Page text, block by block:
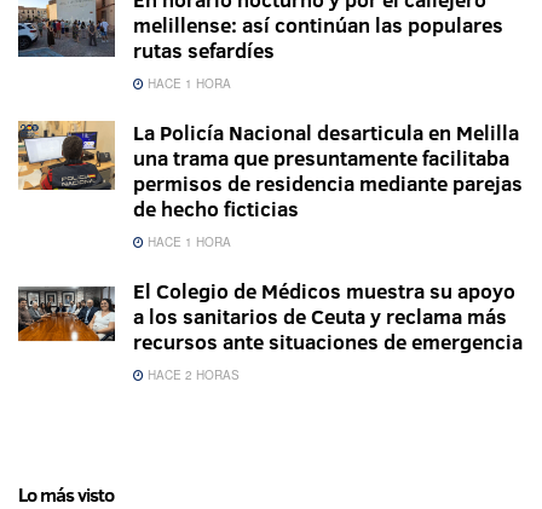
melillense: así continúan las populares
rutas sefardíes
HACE 1 HORA
La Policía Nacional desarticula en Melilla
una trama que presuntamente facilitaba
permisos de residencia mediante parejas
de hecho ficticias
HACE 1 HORA
El Colegio de Médicos muestra su apoyo
a los sanitarios de Ceuta y reclama más
recursos ante situaciones de emergencia
HACE 2 HORAS
Lo más visto